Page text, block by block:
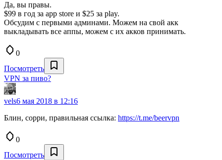
Да, вы правы.
$99 в год за app store и $25 за play.
Обсудим с первыми админами. Можем на свой акк
выкладывать все аппы, можем с их акков принимать.
0
Посмотреть
VPN за пиво?
vels6 мая 2018 в 12:16
Блин, сорри, правильная ссылка: https://t.me/beervpn
0
Посмотреть